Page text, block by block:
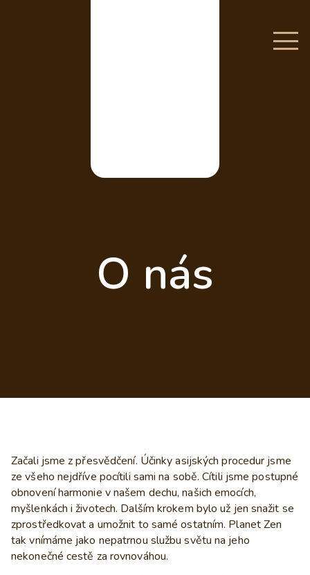
O nás
Začali jsme z přesvědčení. Účinky asijských procedur jsme
ze všeho nejdříve pocítili sami na sobě. Cítili jsme postupné
obnovení harmonie v našem dechu, našich emocích,
myšlenkách i životech. Dalším krokem bylo už jen snažit se
zprostředkovat a umožnit to samé ostatním. Planet Zen
tak vnímáme jako nepatrnou službu světu na jeho
nekonečné cestě za rovnováhou.